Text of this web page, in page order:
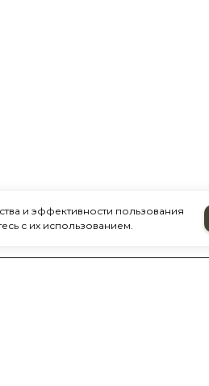
и эффективности пользования
с их использованием.